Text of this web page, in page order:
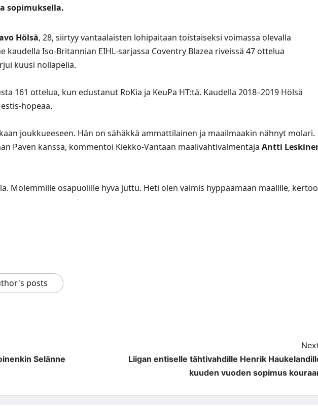
sopimuksella.
Hölsä, 28, siirtyy vantaalaisten lohipaitaan toistaiseksi voimassa olevalla
kaudella Iso-Britannian EIHL-sarjassa Coventry Blazea riveissä 47 ottelua
kuusi nollapeliä.
161 ottelua, kun edustanut RoKia ja KeuPa HT:tä. Kaudella 2018–2019 Hölsä
hopeaa.
joukkueeseen. Hän on sähäkkä ammattilainen ja maailmaakin nähnyt molari.
Paven kanssa, kommentoi Kiekko-Vantaan maalivahtivalmentaja Antti
Molemmille osapuolille hyvä juttu. Heti olen valmis hyppäämään maalille,
posts
Selänne
Liigan entiselle tähtivahdille Henrik
kuuden vuoden sopimus